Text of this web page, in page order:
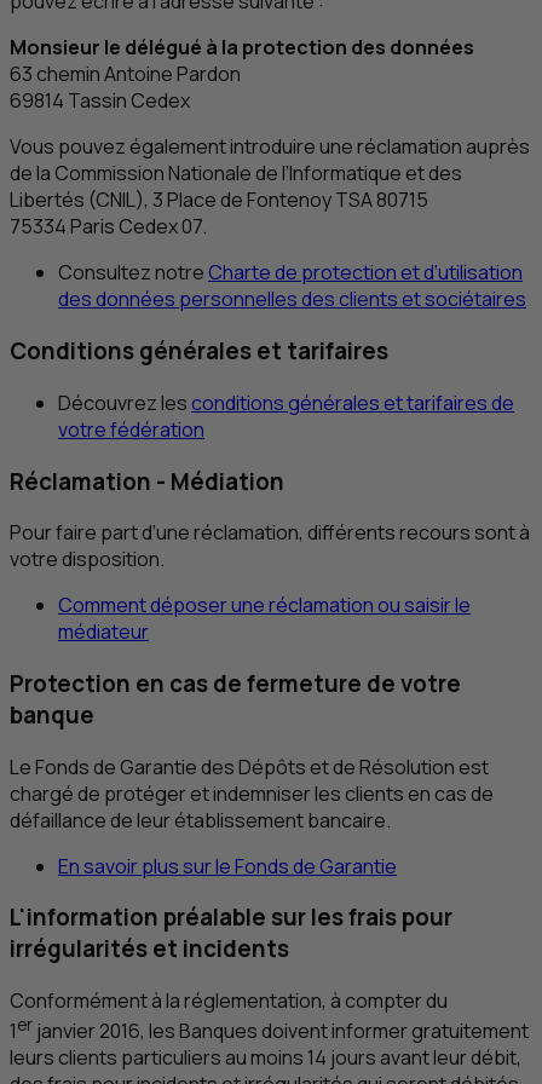
Monsieur le délégué à la protection des données
63 chemin Antoine Pardon
69814 Tassin Cedex
Vous pouvez également introduire une réclamation auprès
de la Commission Nationale de l’Informatique et des
Libertés (CNIL), 3 Place de FontenoyTSA80715
75334 Paris Cedex07.
Consultez notre Charte de protection et d’utilisation
des données personnelles des clients et sociétaires
Conditions générales et tarifaires
Découvrez les conditions générales et tarifaires de
votre fédération
Réclamation - Médiation
Pour faire part d’une réclamation, différents recours sont à
votre disposition.
Comment déposer une réclamation ou saisir le
médiateur
Protection en cas de fermeture de votre
banque
Le Fonds de Garantie des Dépôts et de Résolution est
chargé de protéger et indemniser les clients en cas de
défaillance de leur établissement bancaire.
En savoir plus sur le Fonds de Garantie
L'information préalable sur les frais pour
irrégularités et incidents
Conformément à la réglementation, à compter du
1er janvier 2016, les Banques doivent informer gratuitement
leurs clients particuliers au moins 14 jours avant leur débit,